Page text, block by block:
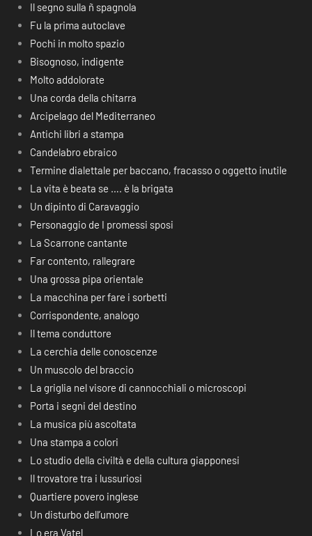
Il segno sulla ñ spagnola
Fu la prima autoclave
Pochi in molto spazio
Bisognoso, indigente
Molto addolorate
Una corda della chitarra
Arcipelago del Mediterraneo
Antichi libri a stampa
Candelabro ebraico
Termine dialettale per baccano, fracasso o oggetto inutile
La vita è beata se …. è la brigata
Un dipinto di Caravaggio
Personaggio de I promessi sposi
La Scarrone cantante
Far contento, rallegrare
Una grossa pipa orientale
La macchina per fare i sorbetti
Corrispondente, analogo
Il tema conduttore
La cerchia delle conoscenze
Un muscolo del braccio
La griglia nel visore di cannocchiali o microscopi
Porta i segni del destino
La musica più ascoltata
Una stampa a colori
Lo studio della civiltà e della cultura giapponesi
Il trovatore tra i lussuriosi
Quartiere povero inglese
Un disturbo dell’umore
Lo era Vatel